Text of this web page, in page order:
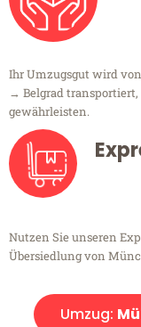
Ihr Umzugsgut wird
→ Belgrad
gewährleisten.
Nutzen Sie unseren
Übersiedlung von
Umzug: